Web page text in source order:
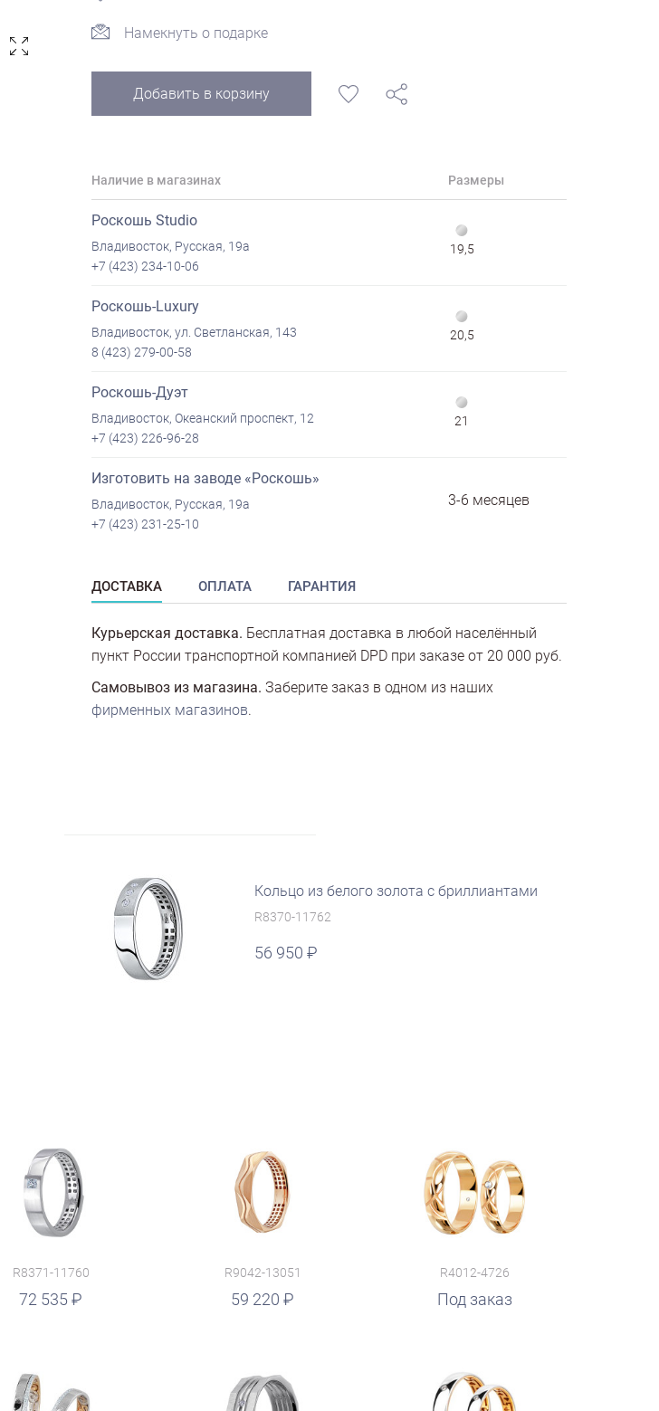
Намекнуть о подарке
Добавить в корзину
Наличие в магазинах Размеры
Роскошь Studio
Владивосток, Русская, 19а
+7 (423) 234-10-06
19,5
Роскошь-Luxury
Владивосток, ул. Светланская, 143
8 (423) 279-00-58
20,5
Роскошь-Дуэт
Владивосток, Океанский проспект, 12
+7 (423) 226-96-28
21
Изготовить на заводе «Роскошь»
Владивосток, Русская, 19а
+7 (423) 231-25-10
3-6 месяцев
ДОСТАВКА ОПЛАТА ГАРАНТИЯ
Курьерская доставка. Бесплатная доставка в любой населённый
пункт России транспортной компанией DPD при заказе от 20 000 руб.
Самовывоз из магазина. Заберите заказ в одном из наших
фирменных магазинов.
Кольцо из белого золота с бриллиантами
R8370-11762
56 950
R8371-11760
72 535
R9042-13051
59 220
руб.
R4012-4726
Под заказ